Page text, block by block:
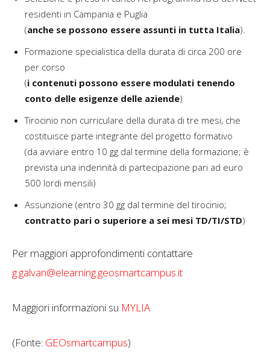
residenti in Campania e Puglia
(anche se possono essere assunti in tutta Italia).
Formazione specialistica della durata di circa 200 ore
per corso
(i contenuti possono essere modulati tenendo
conto delle esigenze delle aziende)
Tirocinio non curriculare della durata di tre mesi, che
costituisce parte integrante del progetto formativo
(da avviare entro 10 gg dal termine della formazione; è
prevista una indennità di partecipazione pari ad euro
500 lordi mensili)
Assunzione (entro 30 gg dal termine del tirocinio;
contratto pari o superiore a sei mesi TD/TI/STD)
Per maggiori approfondimenti contattare
g.galvan@elearning.geosmartcampus.it
Maggiori informazioni su MYLIA
(Fonte: GEOsmartcampus)